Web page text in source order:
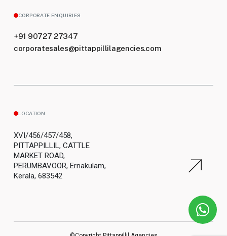
CORPORATE ENQUIRIES
+91 90727 27347
corporatesales@pittappillilagencies.com
LOCATION
XVI/456/457/458,
PITTAPPILLIL, CATTLE
MARKET ROAD,
PERUMBAVOOR, Ernakulam,
Kerala, 683542